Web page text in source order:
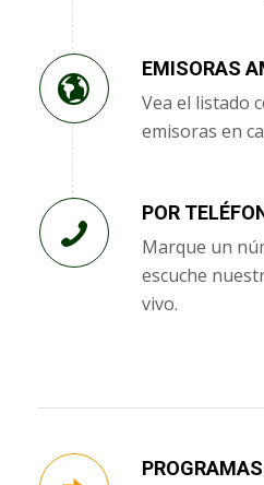
EMISORAS
Vea el listado
emisoras en
POR
Marque un
escuche
vivo.